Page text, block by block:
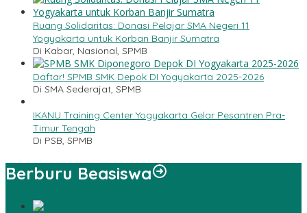
Ruang Solidaritas: Donasi Pelajar SMA Negeri 11
Yogyakarta untuk Korban Banjir Sumatra
Di Kabar, Nasional, SPMB
Daftar! SPMB SMK Depok DI Yogyakarta 2025-2026
Di SMA Sederajat, SPMB
IKANU Training Center Yogyakarta Gelar Pesantren Pra-
Timur Tengah
Di PSB, SPMB
Berburu Beasiswa